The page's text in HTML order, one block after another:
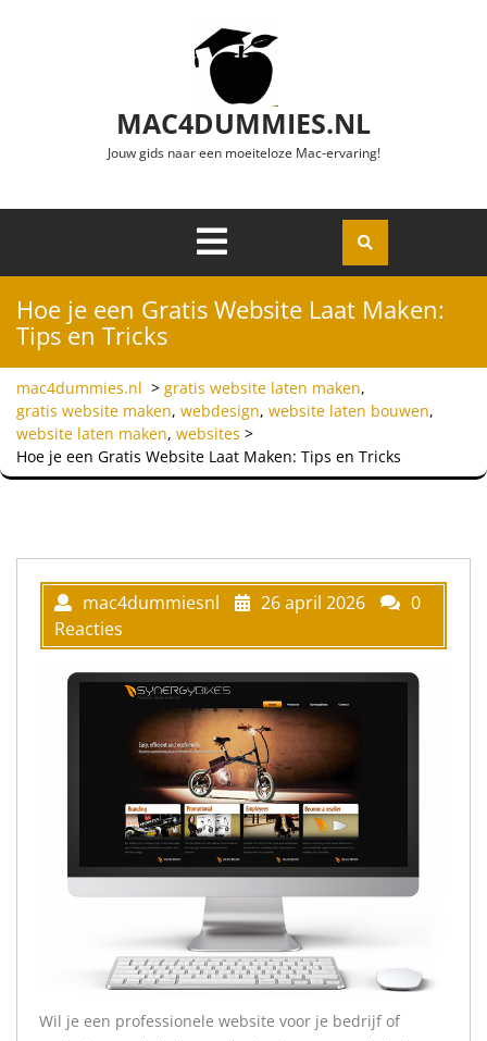
MAC4DUMMIES.NL
Jouw gids naar een moeiteloze Mac-ervaring!
Openen
Hoe je een Gratis Website Laat Maken:
Tips en Tricks
mac4dummies.nl > gratis website laten maken,
gratis website maken, webdesign, website laten bouwen,
website laten maken, websites >
Hoe je een Gratis Website Laat Maken: Tips en Tricks
mac4dummiesnl 26 april 2026
0
Reacties
Wil je een professionele website voor je bedrijf of